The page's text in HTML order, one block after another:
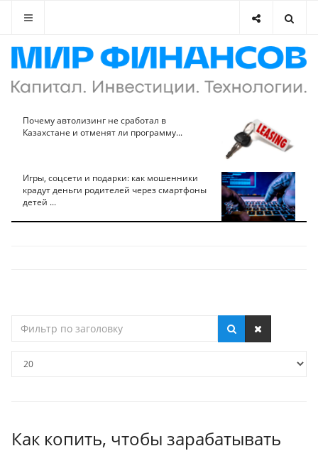
Почему автолизинг не сработал в
Казахстане и отменят ли программу...
Игры, соцсети и подарки: как мошенники
крадут деньги родителей через смартфоны
детей ...
по
Как копить, чтобы зарабатывать